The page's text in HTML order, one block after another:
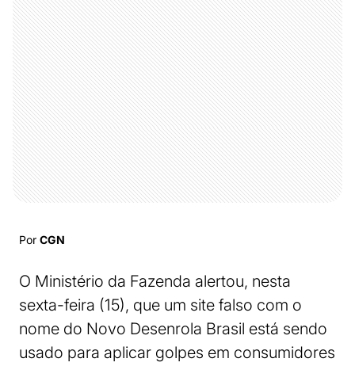
Por CGN
O Ministério da Fazenda alertou, nesta
sexta-feira (15), que um site falso com o
nome do Novo Desenrola Brasil está sendo
usado para aplicar golpes em consumidores